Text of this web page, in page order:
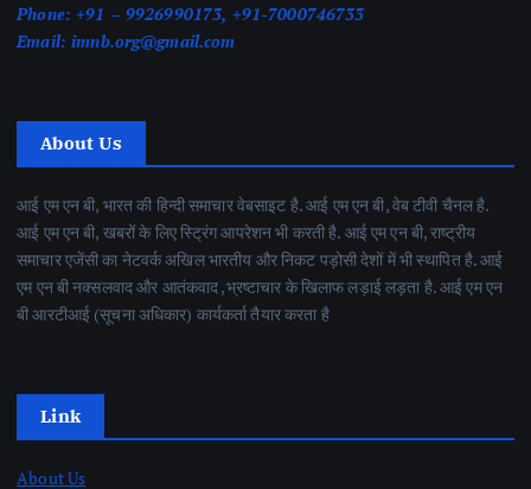
Phone: +91 – 9926990173, +91-7000746733
Email: imnb.org@gmail.com
About Us
आई एम एन बी, भारत की हिन्दी समाचार वेबसाइट है. आई एम एन बी, वेब टीवी चैनल है.
आई एम एन बी, खबरों के लिए स्ट्रिंग आपरेशन भी करती है. आई एम एन बी, राष्ट्रीय
समाचार एजेंसी का नेटवर्क अखिल भारतीय और निकट पड़ोसी देशों में भी स्थापित है. आई
एम एन बी नक्सलवाद और आतंकवाद ,भ्रष्टाचार के खिलाफ लड़ाई लड़ता है. आई एम एन
बी आरटीआई (सूचना अधिकार) कार्यकर्ता तैयार करता है
Link
About Us